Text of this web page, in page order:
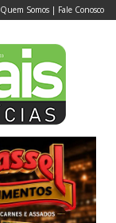
Quem Somos | Fale Conosco